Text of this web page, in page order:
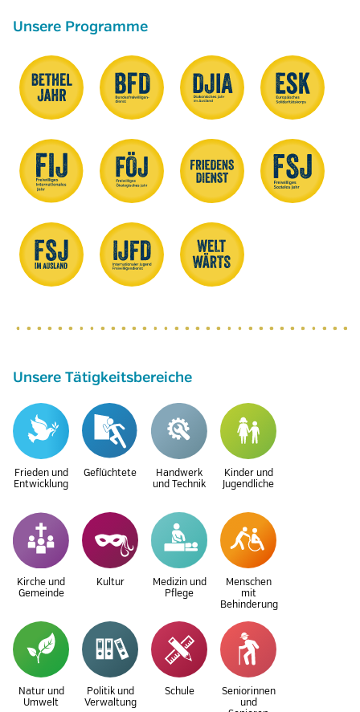
Unsere Programme
Unsere Tätigkeitsbereiche
Frieden und
Entwicklung
Geflüchtete
Handwerk
und Technik
Kinder und
Jugendliche
Kirche und
Gemeinde
Kultur
Medizin und
Pflege
Menschen
mit
Behinderung
Natur und
Umwelt
Politik und
Verwaltung
Schule
Seniorinnen
und